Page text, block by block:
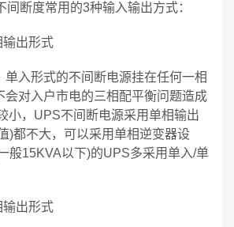
间断度常用的3种输入输出方式：
输出形式
单入形式的不间断电源挂在任何一相
会对入户市电的三相配平衡问题造成
小，UPS不间断电源采用单相输出
)都不大，可以采用单相逆变器设
般15KVA以下)的UPS多采用单入/单
输出形式